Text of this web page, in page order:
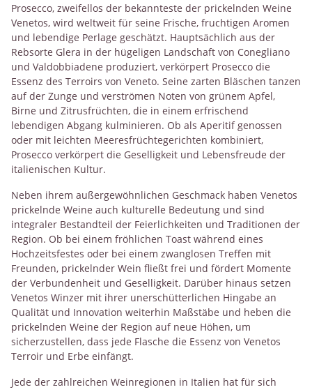
Prosecco, zweifellos der bekannteste der prickelnden Weine
Venetos, wird weltweit für seine Frische, fruchtigen Aromen
und lebendige Perlage geschätzt. Hauptsächlich aus der
Rebsorte Glera in der hügeligen Landschaft von Conegliano
und Valdobbiadene produziert, verkörpert Prosecco die
Essenz des Terroirs von Veneto. Seine zarten Bläschen tanzen
auf der Zunge und verströmen Noten von grünem Apfel,
Birne und Zitrusfrüchten, die in einem erfrischend
lebendigen Abgang kulminieren. Ob als Aperitif genossen
oder mit leichten Meeresfrüchtegerichten kombiniert,
Prosecco verkörpert die Geselligkeit und Lebensfreude der
italienischen Kultur.
Neben ihrem außergewöhnlichen Geschmack haben Venetos
prickelnde Weine auch kulturelle Bedeutung und sind
integraler Bestandteil der Feierlichkeiten und Traditionen der
Region. Ob bei einem fröhlichen Toast während eines
Hochzeitsfestes oder bei einem zwanglosen Treffen mit
Freunden, prickelnder Wein fließt frei und fördert Momente
der Verbundenheit und Geselligkeit. Darüber hinaus setzen
Venetos Winzer mit ihrer unerschütterlichen Hingabe an
Qualität und Innovation weiterhin Maßstäbe und heben die
prickelnden Weine der Region auf neue Höhen, um
sicherzustellen, dass jede Flasche die Essenz von Venetos
Terroir und Erbe einfängt.
Jede der zahlreichen Weinregionen in Italien hat für sich